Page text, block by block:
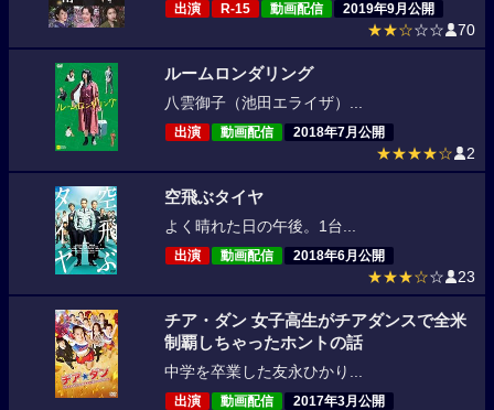
出演 R-15 動画配信 2019年9月公開
★★☆☆☆ 70
ルームロンダリング
八雲御子（池田エライザ）...
出演 動画配信 2018年7月公開
★★★★☆ 2
空飛ぶタイヤ
よく晴れた日の午後。1台...
出演 動画配信 2018年6月公開
★★★☆☆ 23
チア・ダン 女子高生がチアダンスで全米
制覇しちゃったホントの話
中学を卒業した友永ひかり...
出演 動画配信 2017年3月公開